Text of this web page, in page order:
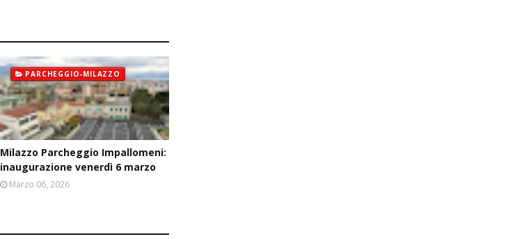
PARCHEGGIO-MILAZZO
Milazzo Parcheggio Impallomeni:
inaugurazione venerdì 6 marzo
Marzo 06, 2026